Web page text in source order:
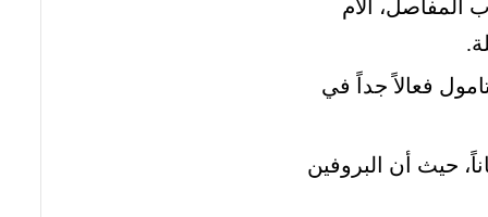
المفاصل، آلام
فعالاً جداً في
حيث أن البروفين